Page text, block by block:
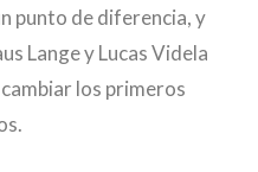
punto de diferencia, y
Lange y Lucas Videla
los primeros